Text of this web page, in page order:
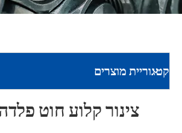
קטגוריית מוצרים
צינור קלוע חוט